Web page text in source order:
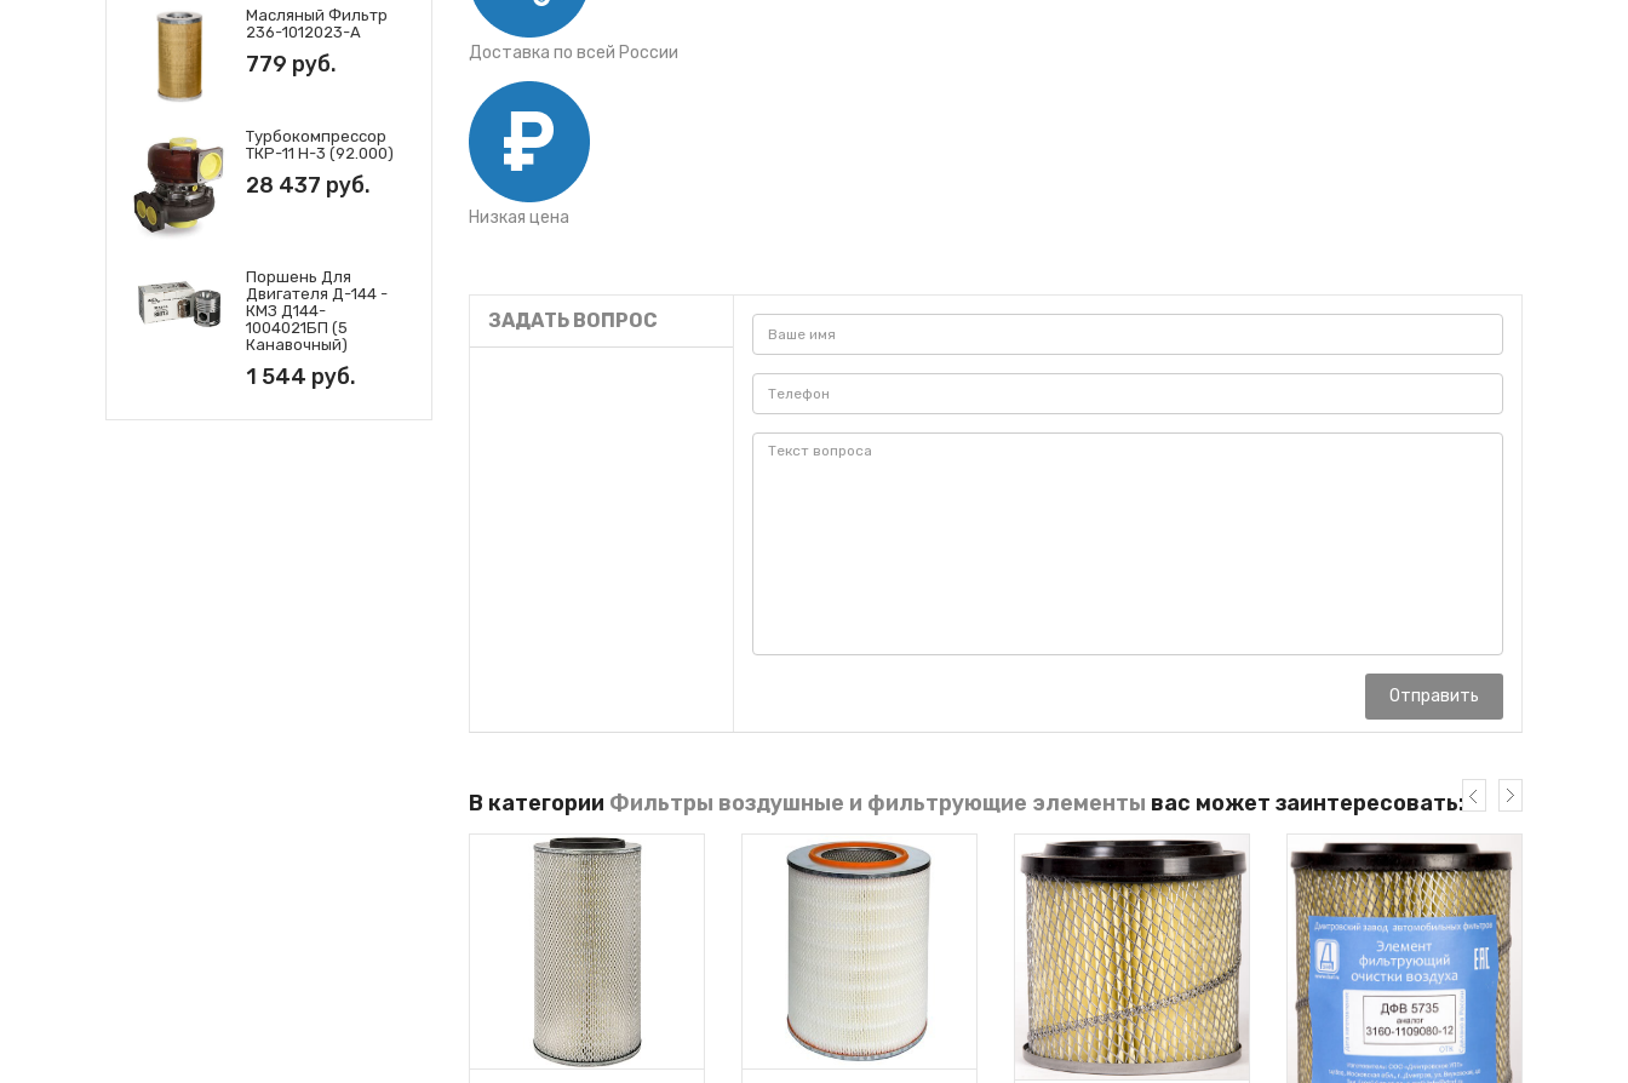
Масляный Фильтр
236-1012023-А
779 руб.
Турбокомпрессор
ТКР-11 Н-3 (92.000)
28 437 руб.
Поршень Для
Двигателя Д-144 -
КМЗ Д144-
1004021БП (5
Канавочный)
1 544 руб.
Доставка по всей России
Низкая цена
ЗАДАТЬ ВОПРОС
Отправить
В категории Фильтры воздушные и фильтрующие элементы вас может заинтересовать: